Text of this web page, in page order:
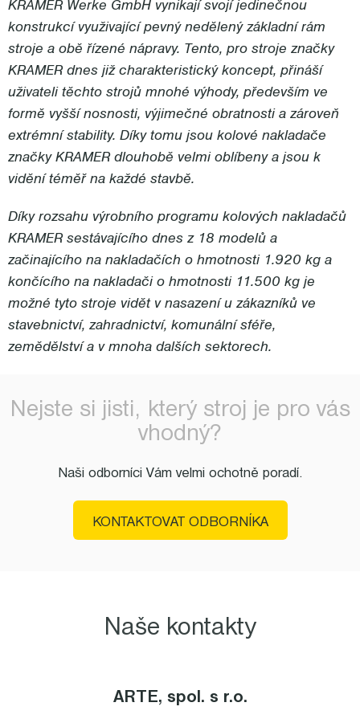
KRAMER Werke GmbH vynikají svojí jedinečnou
konstrukcí využivající pevný nedělený základní rám
stroje a obě řízené nápravy. Tento, pro stroje značky
KRAMER dnes již charakteristický koncept, přináší
uživateli těchto strojů mnohé výhody, především ve
formě vyšší nosnosti, výjimečné obratnosti a zároveň
extrémní stability. Díky tomu jsou kolové nakladače
značky KRAMER dlouhobě velmi oblíbeny a jsou k
vidění téměř na každé stavbě.
Díky rozsahu výrobního programu kolových nakladačů
KRAMER sestávajícího dnes z 18 modelů a
začinajícího na nakladačích o hmotnosti 1.920 kg a
končícího na nakladači o hmotnosti 11.500 kg je
možné tyto stroje vidět v nasazení u zákazníků ve
stavebnictví, zahradnictví, komunální sféře,
zemědělství a v mnoha dalších sektorech.
Nejste si jisti, který stroj je pro vás
vhodný?
Naši odborníci Vám velmi ochotně poradí.
KONTAKTOVAT ODBORNÍKA
Naše kontakty
ARTE, spol. s r.o.